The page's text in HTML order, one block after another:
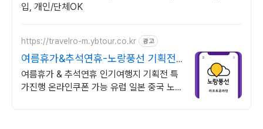
입, 개인/단체OK
https://travelro-m.ybtour.co.kr 광고
여름휴가&추석연휴-노랑풍선 기획전
특가 진행
여름휴가 & 추석연휴 인기여행지 기획전 특
가진행 온라인쿠폰 가능 유럽 일본 중국 노랑